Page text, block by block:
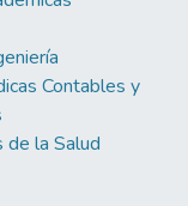
Contables y
de la Salud